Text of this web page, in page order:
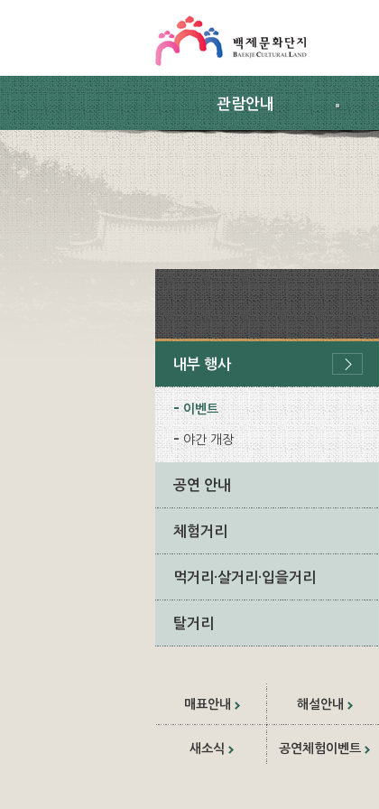
관람안내
내부 행사
이벤트
야간 개장
공연 안내
체험거리
먹거리·살거리·입을거리
탈거리
매표안내 해설안내
새소식 공연체험이벤트